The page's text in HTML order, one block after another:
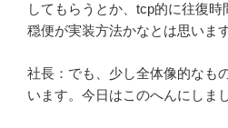
してもらうとか、tcp的に往復
穏便が実装方法かなとは思います
社長：でも、少し全体像的なも
います。今日はこのへんにしま